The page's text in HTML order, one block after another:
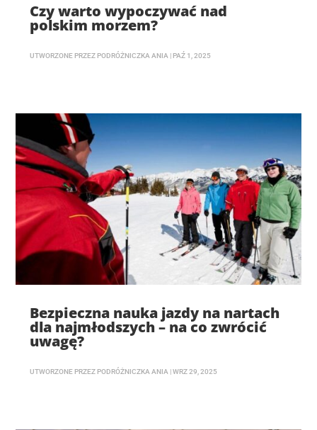
Czy warto wypoczywać nad
polskim morzem?
UTWORZONE PRZEZ PODRÓŻNICZKA ANIA | PAŹ 1, 2025
Bezpieczna nauka jazdy na nartach
dla najmłodszych – na co zwrócić
uwagę?
UTWORZONE PRZEZ PODRÓŻNICZKA ANIA |WRZ 29, 2025